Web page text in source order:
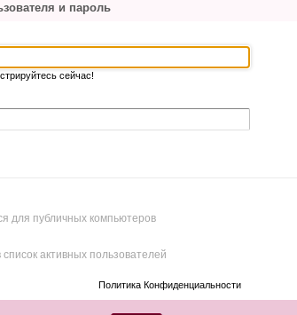
и пароль
сейчас!
для публичных компьютеров
активных пользователей
Политика Конфиденциальности